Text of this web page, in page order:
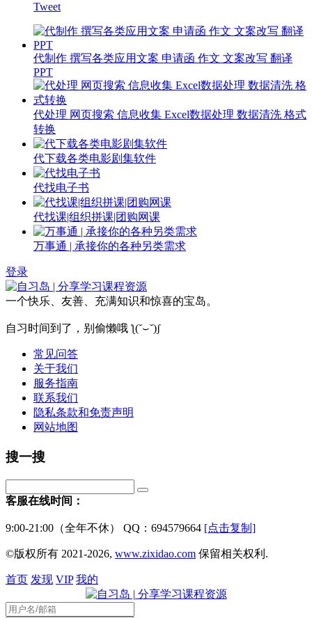
Tweet
代制作 撰写各类应用文案 申请函 作文 文案改写 翻译
PPT
代处理 网页搜索 信息收集 Excel数据处理 数据清洗 格式
转换
代下载各类电影剧集软件
代找电子书
代找课|组织拼课|团购网课
万事通 | 承接你的各种另类需求
登录
一个快乐、友善、充满知识和惊喜的宝岛。
自习时间到了，别偷懒哦 ƪ(˘⌣˘)ʃ
常见问答
关于我们
服务指南
联系我们
隐私条款和免责声明
网站地图
搜一搜
客服在线时间：
9:00-21:00（全年不休） QQ：694579664 [点击复制]
©版权所有 2021-2026, www.zixidao.com 保留相关权利.
首页 发现 VIP 我的